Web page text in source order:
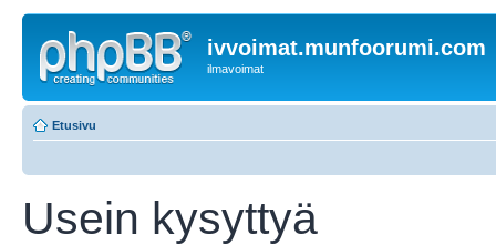
ivvoimat.munfoorumi.com
ilmavoimat
Etusivu
Usein kysyttyä